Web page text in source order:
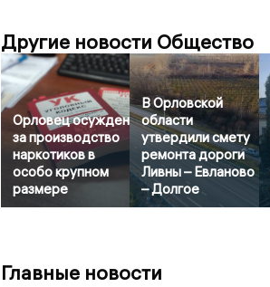
Другие новости Общество
Орловец осужден
за производство
наркотиков в
особо крупном
размере
В Орловской
области
утвердили смету
ремонта дороги
Ливны – Евланово
– Долгое
Главные новости